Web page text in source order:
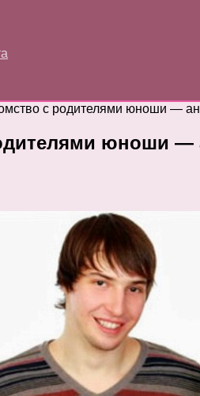
с родителями юноши —
юноши —